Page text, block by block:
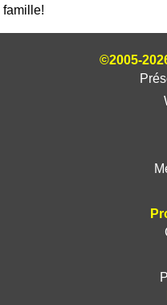
famille!
©2005-